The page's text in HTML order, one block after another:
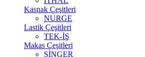
Kasnak Çeşitleri
NURGE
Lastik Çeşitleri
TEK-İŞ
Makas Çeşitleri
SİNGER